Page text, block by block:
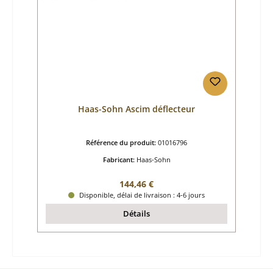
Haas-Sohn Ascim déflecteur
Référence du produit: 01016796
Fabricant: Haas-Sohn
Prix régulier :
144,46 €
Disponible, délai de livraison : 4-6 jours
Détails